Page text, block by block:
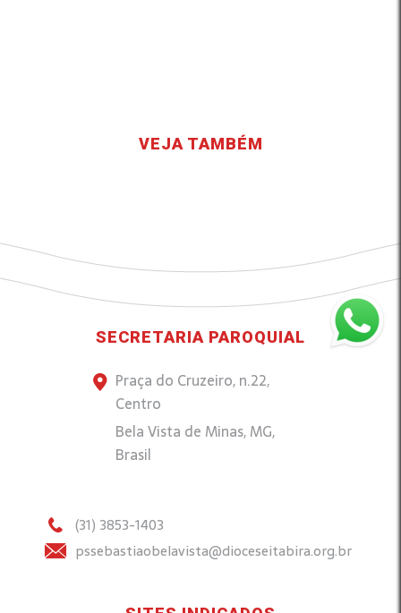
VEJA TAMBÉM
SECRETARIA PAROQUIAL
Praça do Cruzeiro, n.22,
Centro
Bela Vista de Minas, MG,
Brasil
(31) 3853-1403
pssebastiaobelavista@dioceseitabira.org.br